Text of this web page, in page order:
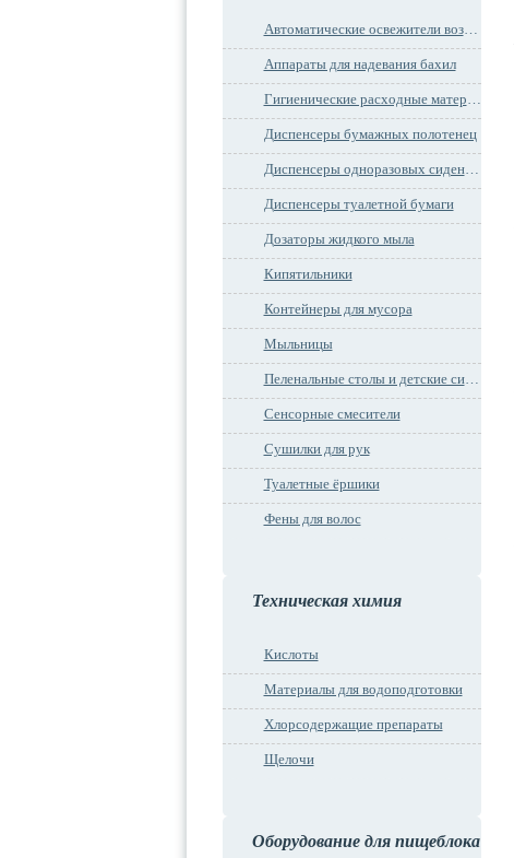
Автоматические освежители воздуха
Аппараты для надевания бахил
Гигиенические расходные материалы
Диспенсеры бумажных полотенец
Диспенсеры одноразовых сидений на унитаз
Диспенсеры туалетной бумаги
Дозаторы жидкого мыла
Кипятильники
Контейнеры для мусора
Мыльницы
Пеленальные столы и детские сидения
Сенсорные смесители
Сушилки для рук
Туалетные ёршики
Фены для волос
Техническая химия
Кислоты
Материалы для водоподготовки
Хлорсодержащие препараты
Щелочи
Оборудование для пищеблока